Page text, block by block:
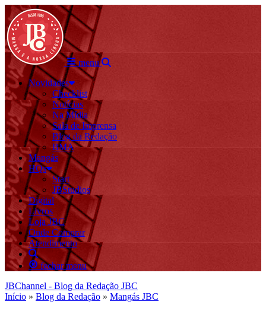
menu
Novidades
Checklist
Notícias
Na Mídia
Sala de Imprensa
Blog da Redação
BMA
Mangás
HQs
Start
JBStudios
Digital
Livros
Loja JBC
Onde Comprar
Atendimento
fechar menu
JBChannel - Blog da Redação JBC
Início » Blog da Redação » Mangás JBC